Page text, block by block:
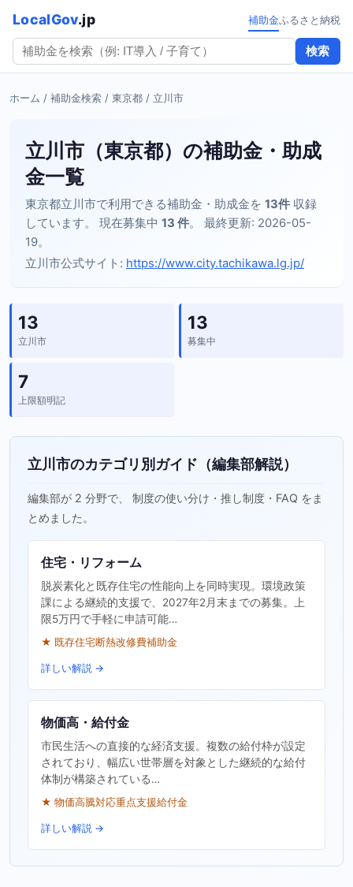
LocalGov.jp
検索
補助金ふるさと納税
ホーム / 補助金検索 / 東京都 / 立川市
立川市（東京都）の補助金・助成
金一覧
東京都立川市で利用できる補助金・助成金を 13件 収録
しています。 現在募集中 13 件。 最終更新: 2026-05-
19。
立川市公式サイト: https://www.city.tachikawa.lg.jp/
13
立川市
13
募集中
7
上限額明記
立川市のカテゴリ別ガイド（編集部解説）
編集部が 2 分野で、 制度の使い分け・推し制度・FAQ をま
とめました。
住宅・リフォーム
脱炭素化と既存住宅の性能向上を同時実現。環境政策
課による継続的支援で、2027年2月末までの募集。上
限5万円で手軽に申請可能…
★ 既存住宅断熱改修費補助金
詳しい解説 →
物価高・給付金
市民生活への直接的な経済支援。複数の給付枠が設定
されており、幅広い世帯層を対象とした継続的な給付
体制が構築されている…
★ 物価高騰対応重点支援給付金
詳しい解説 →